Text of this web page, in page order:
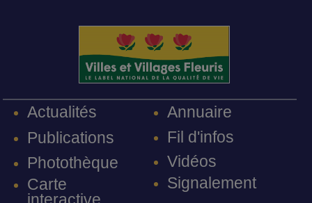
Actualités
Publications
Photothèque
Carte
interactive
Annuaire
Fil d'infos
Vidéos
Signalement